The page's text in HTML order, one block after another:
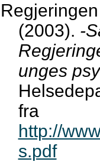
(2003). -
unges
fra
http://
s.pdf